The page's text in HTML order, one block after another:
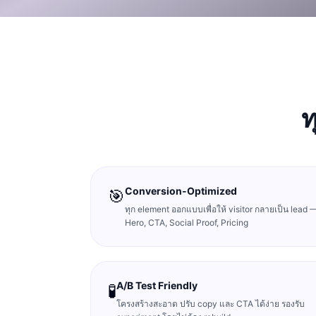
🎯Conversion-Optimized
ทุก element ออกแบบเพื่อให้ visitor กลายเป็น lead
Hero, CTA, Social Proof, Pricing
🧪A/B Test Friendly
โครงสร้างสะอาด ปรับ copy และ CTA ได้ง่าย รองรับ